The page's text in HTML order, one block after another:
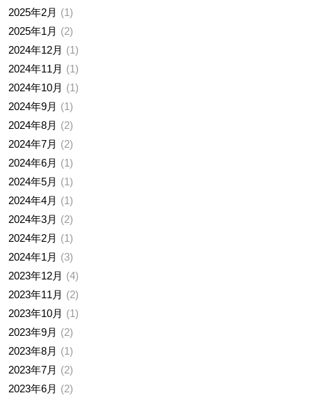
2025年2月
1
2025年1月
2
2024年12月
1
2024年11月
1
2024年10月
1
2024年9月
1
2024年8月
2
2024年7月
2
2024年6月
1
2024年5月
1
2024年4月
1
2024年3月
2
2024年2月
1
2024年1月
3
2023年12月
4
2023年11月
2
2023年10月
1
2023年9月
2
2023年8月
1
2023年7月
2
2023年6月
2